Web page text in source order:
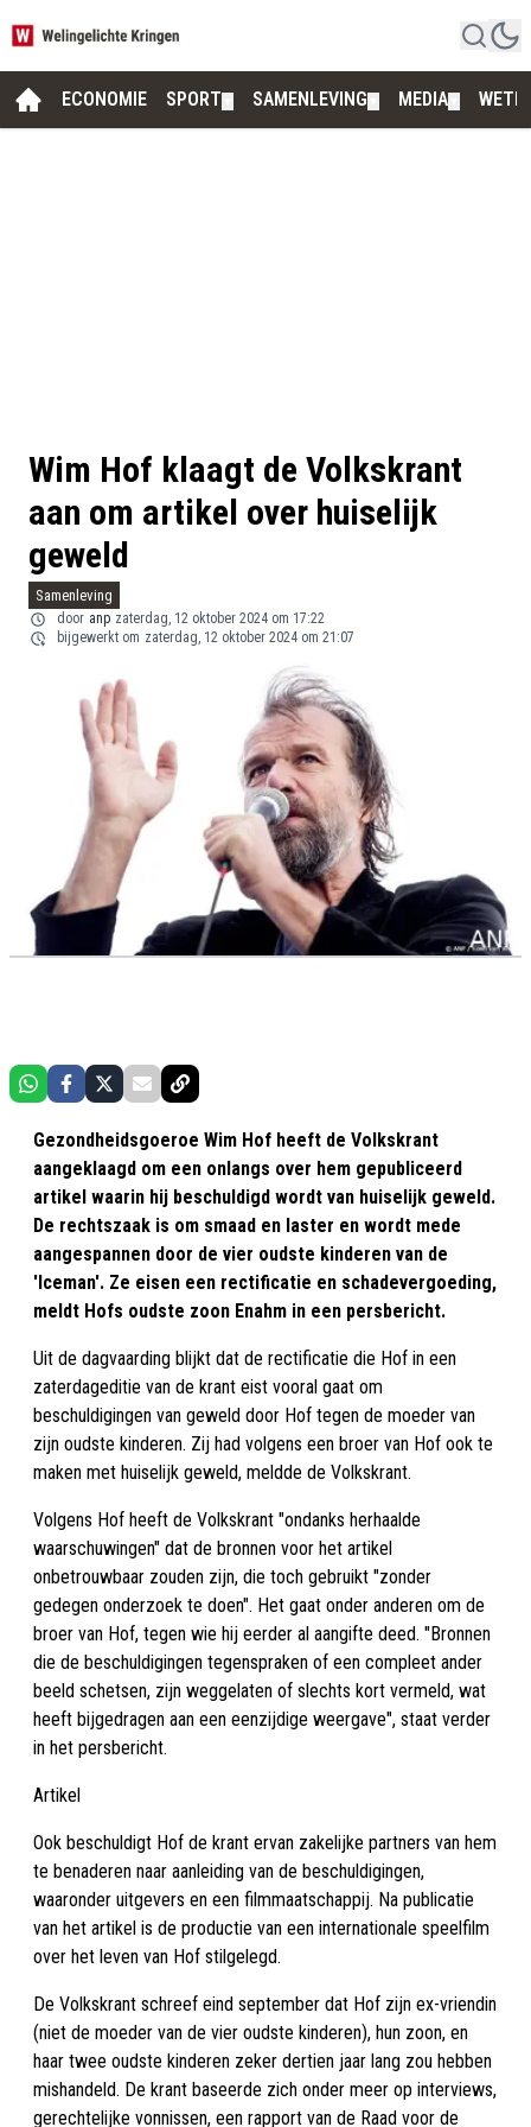
ECONOMIE SPORT SAMENLEVING MEDIA
Wim Hof klaagt de Volkskrant
aan om artikel over huiselijk
geweld
Samenleving
door anp zaterdag, 12 oktober 2024 om 17:22
bijgewerkt om zaterdag, 12 oktober 2024 om 21:07
Gezondheidsgoeroe Wim Hof heeft de Volkskrant
aangeklaagd om een onlangs over hem gepubliceerd
artikel waarin hij beschuldigd wordt van huiselijk geweld.
De rechtszaak is om smaad en laster en wordt mede
aangespannen door de vier oudste kinderen van de
'Iceman'. Ze eisen een rectificatie en schadevergoeding,
meldt Hofs oudste zoon Enahm in een persbericht.
Uit de dagvaarding blijkt dat de rectificatie die Hof in een
zaterdageditie van de krant eist vooral gaat om
beschuldigingen van geweld door Hof tegen de moeder van
zijn oudste kinderen. Zij had volgens een broer van Hof ook te
maken met huiselijk geweld, meldde de Volkskrant.
Volgens Hof heeft de Volkskrant "ondanks herhaalde
waarschuwingen" dat de bronnen voor het artikel
onbetrouwbaar zouden zijn, die toch gebruikt "zonder
gedegen onderzoek te doen". Het gaat onder anderen om de
broer van Hof, tegen wie hij eerder al aangifte deed. "Bronnen
die de beschuldigingen tegenspraken of een compleet ander
beeld schetsen, zijn weggelaten of slechts kort vermeld, wat
heeft bijgedragen aan een eenzijdige weergave", staat verder
in het persbericht.
Artikel
Ook beschuldigt Hof de krant ervan zakelijke partners van hem
te benaderen naar aanleiding van de beschuldigingen,
waaronder uitgevers en een filmmaatschappij. Na publicatie
van het artikel is de productie van een internationale speelfilm
over het leven van Hof stilgelegd.
De Volkskrant schreef eind september dat Hof zijn ex-vriendin
(niet de moeder van de vier oudste kinderen), hun zoon, en
haar twee oudste kinderen zeker dertien jaar lang zou hebben
mishandeld. De krant baseerde zich onder meer op interviews,
gerechtelijke vonnissen, een rapport van de Raad voor de